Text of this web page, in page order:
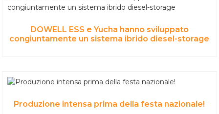
DOWELL ESS e Yucha hanno sviluppato
congiuntamente un sistema ibrido diesel-storage
Produzione intensa prima della festa nazionale!